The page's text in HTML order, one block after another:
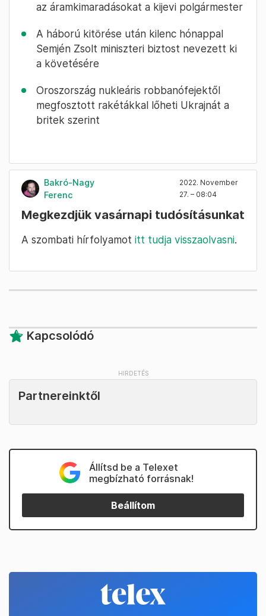
az áramkimaradásokat a kijevi polgármester
A háború kitörése után kilenc hónappal
Semjén Zsolt miniszteri biztost nevezett ki
a követésére
Oroszország nukleáris robbanófejektől
megfosztott rakétákkal lőheti Ukrajnát a
britek szerint
Bakró-Nagy
Ferenc
2022. November
27. – 08:04
Megkezdjük vasárnapi tudósításunkat
A szombati hírfolyamot itt tudja visszaolvasni.
Kapcsolódó
Partnereinktől
Állítsd be a Telexet
megbízható forrásnak!
Beállítom